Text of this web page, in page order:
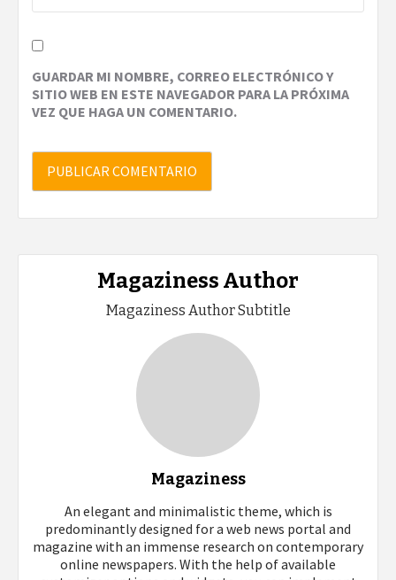
GUARDAR MI NOMBRE, CORREO ELECTRÓNICO Y
SITIO WEB EN ESTE NAVEGADOR PARA LA PRÓXIMA
VEZ QUE HAGA UN COMENTARIO.
Magaziness Author
Magaziness Author Subtitle
Magaziness
An elegant and minimalistic theme, which is
predominantly designed for a web news portal and
magazine with an immense research on contemporary
online newspapers. With the help of available